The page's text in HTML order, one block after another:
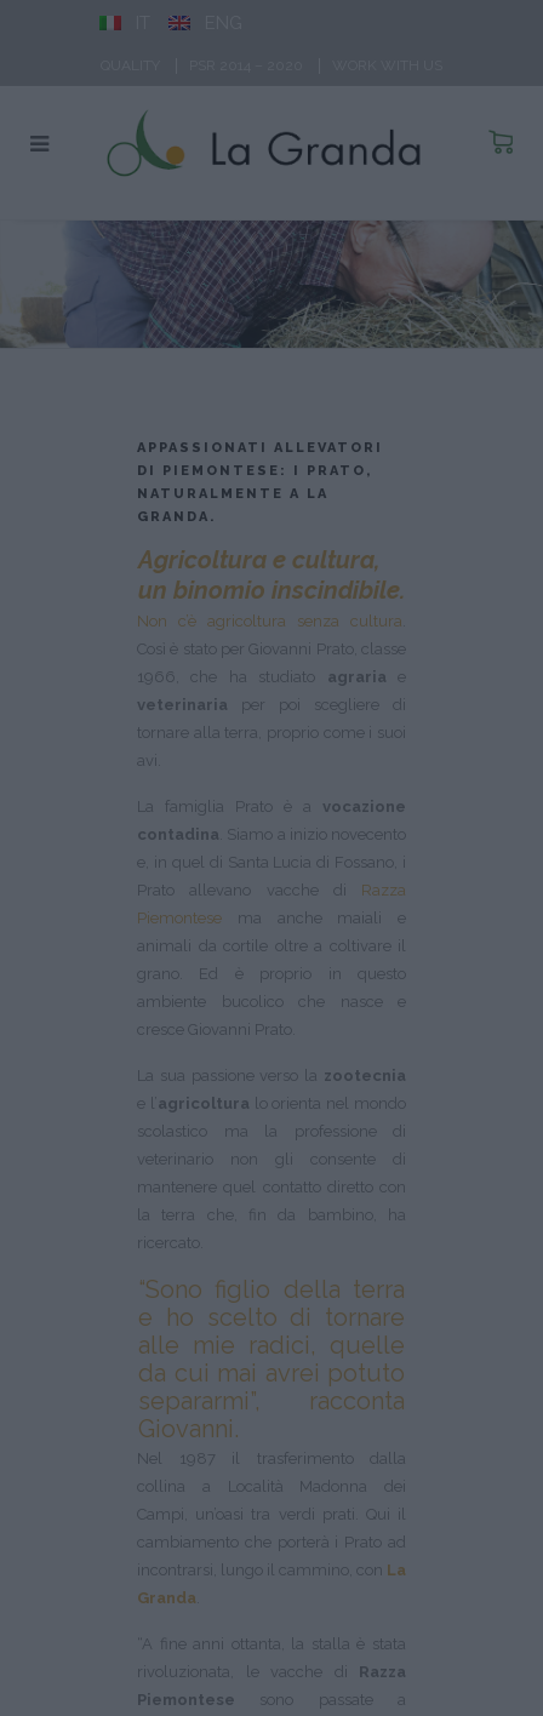
APPASSIONATI ALLEVATORI
DI PIEMONTESE: I PRATO,
NATURALMENTE A LA
GRANDA.
Agricoltura e cultura,
un binomio inscindibile.
Non c’è agricoltura senza cultura
Così è stato per Giovanni Prato, classe
1966, che ha studiato agraria e
veterinaria per poi scegliere di
tornare alla terra, proprio come i suoi
avi.
La famiglia Prato è a vocazione
contadina . Siamo a inizio novecento
e, in quel di Santa Lucia di Fossano, i
Prato allevano vacche di Razza
Piemontese ma anche maiali e
animali da cortile oltre a coltivare il
grano. Ed è proprio in questo
ambiente bucolico che nasce e
cresce Giovanni Prato.
La sua passione verso la zootecnia
e l’agricoltura lo orienta nel mondo
scolastico ma la professione di
veterinario non gli consente di
mantenere quel contatto diretto con
la terra che, fin da bambino, ha
ricercato.
“Sono figlio della terra
e ho scelto di tornare
alle mie radici, quelle
da cui mai avrei potuto
separarmi”, racconta
Giovanni.
Nel 1987 il trasferimento dalla
collina a Località Madonna dei
Campi, un’oasi tra verdi prati. Qui il
cambiamento che porterà i Prato ad
incontrarsi, lungo il cammino, con La
Granda
“A fine anni ottanta, la stalla è stata
rivoluzionata, le vacche di Razza
Piemontese sono passate a